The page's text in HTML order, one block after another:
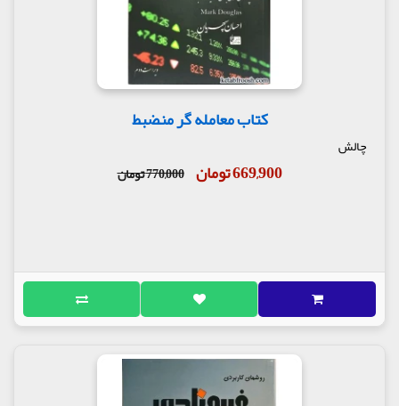
کتاب معامله گر منضبط
چالش
669,900 تومان 770,000 تومان